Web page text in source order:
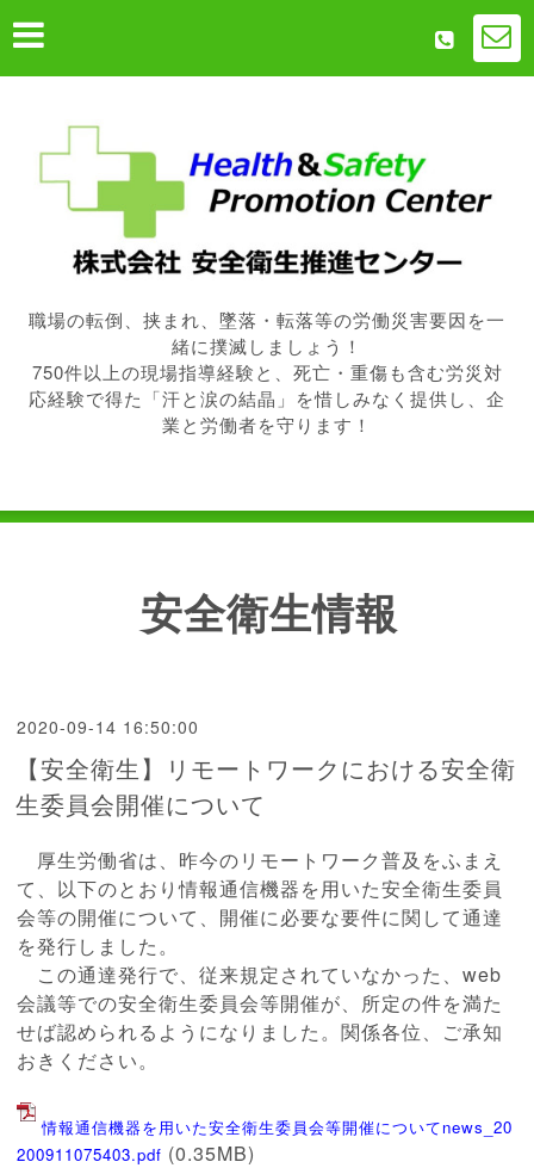
職場の転倒、挟まれ、墜落・転落等の労働災害要因を一
緒に撲滅しましょう！
750件以上の現場指導経験と、死亡・重傷も含む労災対
応経験で得た「汗と涙の結晶」を惜しみなく提供し、企
業と労働者を守ります！
安全衛生情報
2020-09-14 16:50:00
【安全衛生】リモートワークにおける安全衛
生委員会開催について
厚生労働省は、昨今のリモートワーク普及をふまえ
て、以下のとおり情報通信機器を用いた安全衛生委員
会等の開催について、開催に必要な要件に関して通達
を発行しました。
この通達発行で、従来規定されていなかった、web
会議等での安全衛生委員会等開催が、所定の件を満た
せば認められるようになりました。関係各位、ご承知
おきください。
情報通信機器を用いた安全衛生委員会等開催についてnews_20
200911075403.pdf (0.35MB)